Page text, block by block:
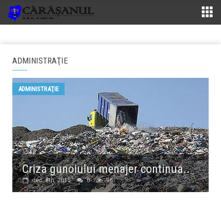
ADMINISTRAŢIE
Criza gunoiului menajer continua..
ADMINISTRAŢIE
dec. 8th, 2015 0 96